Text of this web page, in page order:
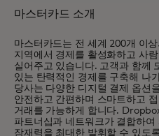
마스터카드 소개
마스터카드는 전 세계 200개 이
지역에서 경제를 활성화하고 사
실어주고 있습니다. 고객과 함께
있는 탄력적인 경제를 구축해 나
당사는 다양한 디지털 결제 옵션
안전하고 간편하며 스마트하고
거래를 가능하게 합니다.
파트너십과 네트워크가 결합하여
잠재력을 최대한 발휘할 수 있도